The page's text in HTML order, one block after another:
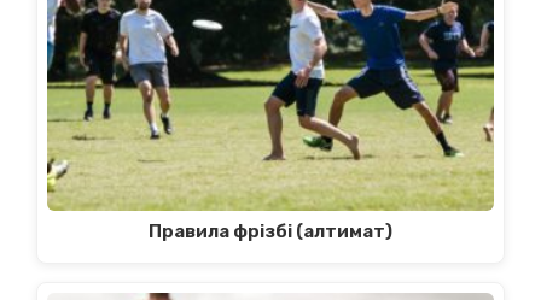
Правила фрізбі (алтимат)